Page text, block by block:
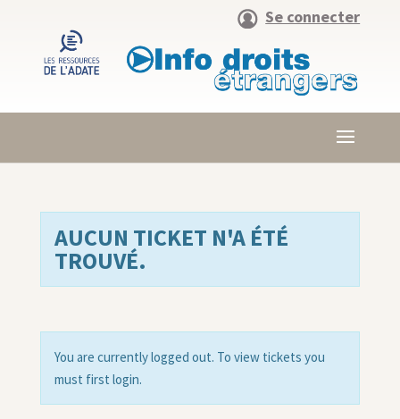
Se connecter
AUCUN TICKET N'A ÉTÉ
TROUVÉ.
You are currently logged out. To view tickets you
must first login.